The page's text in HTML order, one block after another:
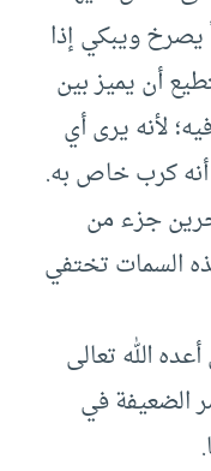
يصرخ ويبكي إذا
أن يميز بين
لأنه يرى أي
كرب خاص به.
جزء من
السمات تختفي
الله تعالى
الضعيفة في